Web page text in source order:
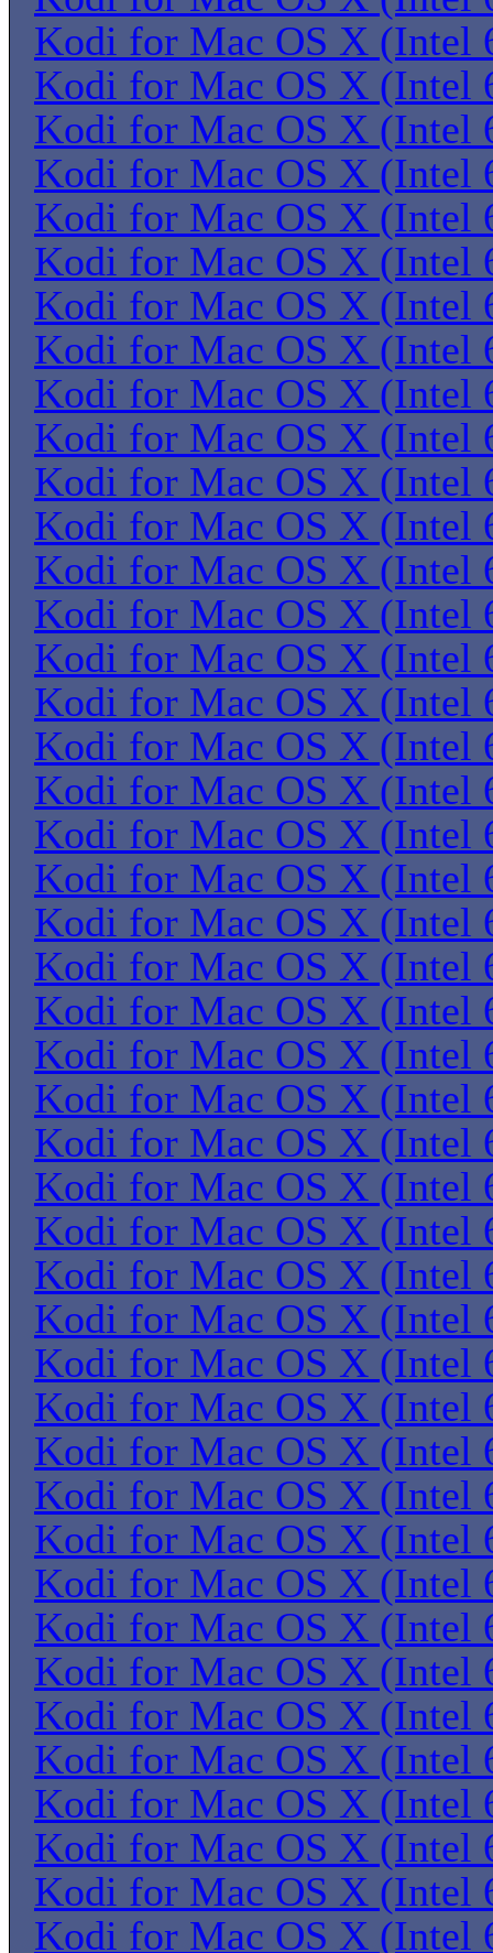
Kodi for Mac OS X (Intel
Kodi for Mac OS X (Intel
Kodi for Mac OS X (Intel
Kodi for Mac OS X (Intel
Kodi for Mac OS X (Intel
Kodi for Mac OS X (Intel
Kodi for Mac OS X (Intel
Kodi for Mac OS X (Intel
Kodi for Mac OS X (Intel
Kodi for Mac OS X (Intel
Kodi for Mac OS X (Intel
Kodi for Mac OS X (Intel
Kodi for Mac OS X (Intel
Kodi for Mac OS X (Intel
Kodi for Mac OS X (Intel
Kodi for Mac OS X (Intel
Kodi for Mac OS X (Intel
Kodi for Mac OS X (Intel
Kodi for Mac OS X (Intel
Kodi for Mac OS X (Intel
Kodi for Mac OS X (Intel
Kodi for Mac OS X (Intel
Kodi for Mac OS X (Intel
Kodi for Mac OS X (Intel
Kodi for Mac OS X (Intel
Kodi for Mac OS X (Intel
Kodi for Mac OS X (Intel
Kodi for Mac OS X (Intel
Kodi for Mac OS X (Intel
Kodi for Mac OS X (Intel
Kodi for Mac OS X (Intel
Kodi for Mac OS X (Intel
Kodi for Mac OS X (Intel
Kodi for Mac OS X (Intel
Kodi for Mac OS X (Intel
Kodi for Mac OS X (Intel
Kodi for Mac OS X (Intel
Kodi for Mac OS X (Intel
Kodi for Mac OS X (Intel
Kodi for Mac OS X (Intel
Kodi for Mac OS X (Intel
Kodi for Mac OS X (Intel
Kodi for Mac OS X (Intel
Kodi for Mac OS X (Intel